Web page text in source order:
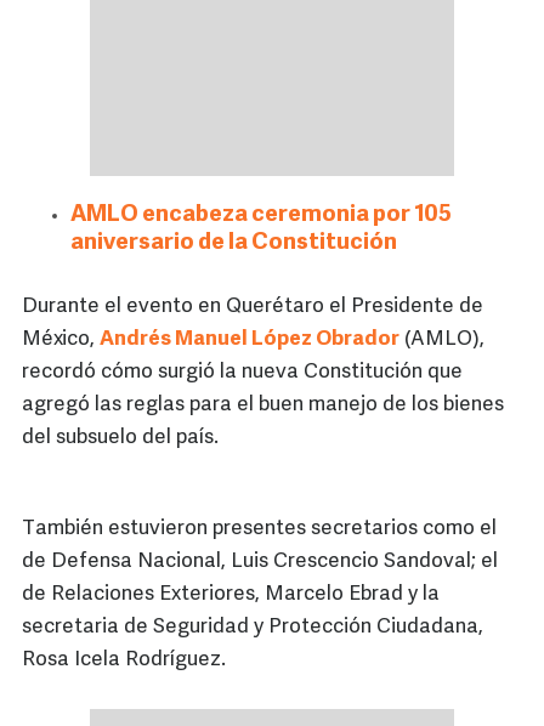
AMLO encabeza ceremonia por 105
aniversario de la Constitución
Durante el evento en Querétaro el Presidente de
México, Andrés Manuel López Obrador (AMLO),
recordó cómo surgió la nueva Constitución que
agregó las reglas para el buen manejo de los bienes
del subsuelo del país.
También estuvieron presentes secretarios como el
de Defensa Nacional, Luis Crescencio Sandoval; el
de Relaciones Exteriores, Marcelo Ebrad y la
secretaria de Seguridad y Protección Ciudadana,
Rosa Icela Rodríguez.